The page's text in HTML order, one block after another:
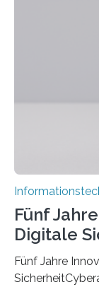
über einen
Promovierende
kognitiven
die mittels
Informationen
Fünf
Digitale
Fünf Jahre